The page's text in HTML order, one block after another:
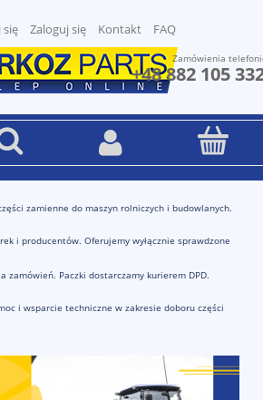
się Zaloguj się Kontakt FAQ
Zamówienia
+48 882 105
zamienne do maszyn rolniczych i budowlanych.
i producentów. Oferujemy wyłącznie sprawdzone
zamówień. Paczki dostarczamy kurierem DPD.
i wsparcie techniczne w zakresie doboru części